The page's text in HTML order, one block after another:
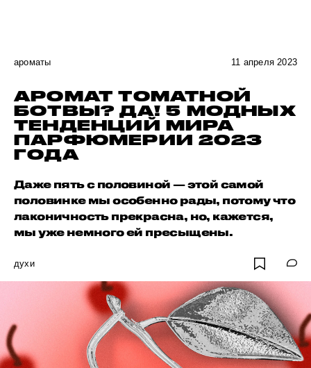
ароматы 11 апреля 2023
АРОМАТ ТОМАТНОЙ
БОТВЫ? ДА! 5 МОДНЫХ
ТЕНДЕНЦИЙ МИРА
ПАРФЮМЕРИИ 2023
ГОДА
Даже пять с половиной — этой самой
половинке мы особенно рады, потому что
лаконичность прекрасна, но, кажется,
мы уже немного ей пресыщены.
духи